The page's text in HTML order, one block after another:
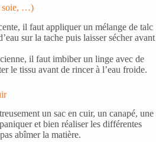
soie, …)
il faut appliquer un mélange de talc
sur la tache puis laisser sécher avant
il faut imbiber un linge avec de
le tissu avant de rincer à l’eau froide.
un sac en cuir, un canapé, une
et bien réaliser les différentes
abîmer la matière.